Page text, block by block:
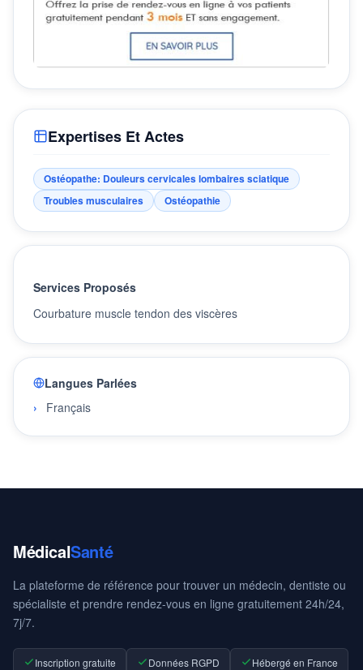
Expertises Et Actes
Ostéopathe: Douleurs cervicales lombaires sciatique
Troubles musculaires
Ostéopathie
Services Proposés
Courbature muscle tendon des viscères
Langues Parlées
Français
MédicalSanté
La plateforme de référence pour trouver un médecin, dentiste ou
spécialiste et prendre rendez-vous en ligne gratuitement 24h/24,
7j/7.
Inscription gratuite Données RGPD Hébergé en France